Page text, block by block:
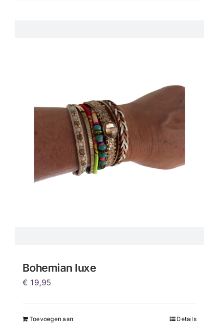
Bohemian luxe
€ 19,95
Toevoegen aan Details